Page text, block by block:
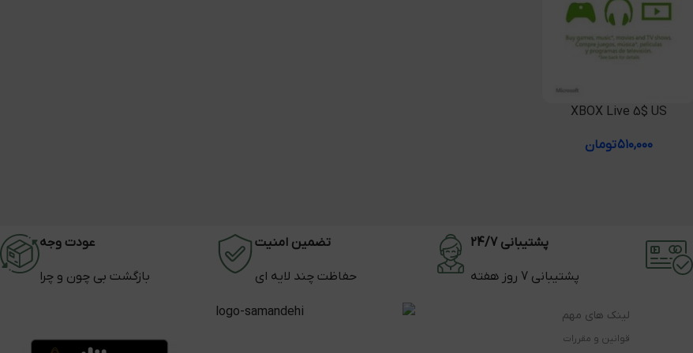
افزودن به سبد خرید
XBOX Live 5$ US
۵۱۰,۰۰۰تومان
پشتیبانی 24/7
پشتیبانی 7 روز هفته
تضمین امنیت
حفاظت چند لایه ای
عودت وجه
بازگشت بی چون و چرا
لینک های مهم
قوانین و مقررات